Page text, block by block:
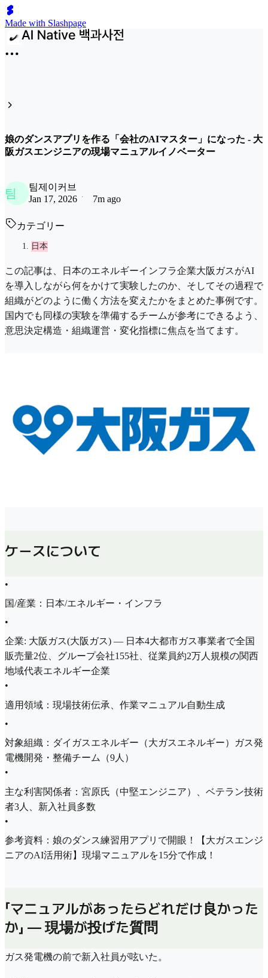
Made with Slashpage
娘のダンスアプリを作る「会社のAIマスター」になった - 大
阪ガスエンジニアの現場マニュアルイノベーター
팀
팀제이커브
Jan 17, 2026
7m ago
カテゴリー
日本
この記事は、日本のエネルギーインフラ企業大阪ガスがAI
を導入しながら何をかけて実験したのか、そしてその過程で
組織がどのように働く方法を変えたかをまとめた事例です。
国内でも同様の実験を準備するチームが参考にできるよう、
意思決定構造・組織運営・変化指標に焦点を当てます。
ケースについて
•
国/産業：日本/エネルギー・インフラ
•
企業: 大阪ガス(大阪ガス) — 日本4大都市ガス事業者で全国
販売量2位、グループ会社155社、従業員約2万人規模の関西
地域代表エネルギー企業
•
適用領域：現場技術伝承、作業マニュアル自動生成
•
対象組織：ダイガスエネルギー（大ガスエネルギー）ガス発
電機開発・整備チーム（9人）
•
主な利害関係者：宮原氏（中堅エンジニア）、ベテラン技術
者3人、新入社員多数
•
参考資料：娘のダンス練習用アプリで開眼！【大ガスエンジ
ニアのAI活用術】現場マニュアルを15分で作成！
「マニュアルがあったらどれだけ良かった
か」 — 現場が投げた質問
ガス発電機の前で新入社員が呟いた。